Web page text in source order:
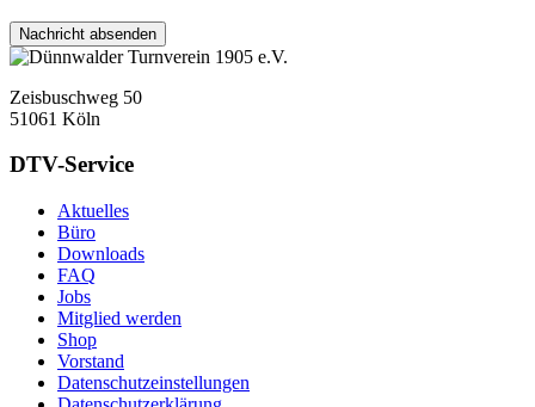
Zeisbuschweg 50
51061 Köln
DTV-Service
Aktuelles
Büro
Downloads
FAQ
Jobs
Mitglied werden
Shop
Vorstand
Datenschutzeinstellungen